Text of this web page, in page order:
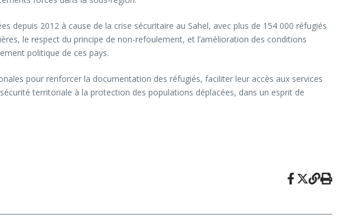
depuis 2012 à cause de la crise sécuritaire au Sahel, avec plus de 154 000 réfugiés
le respect du principe de non-refoulement, et l’amélioration des conditions
politique de ces pays.
pour renforcer la documentation des réfugiés, faciliter leur accès aux services
territoriale à la protection des populations déplacées, dans un esprit de